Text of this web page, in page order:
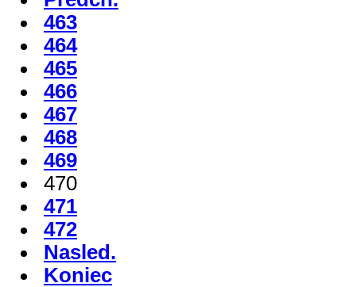
463
464
465
466
467
468
469
470
471
472
Nasled.
Koniec